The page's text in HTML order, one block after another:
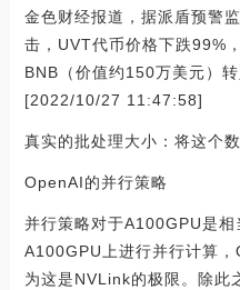
金色财经报道，据派盾预警
击，UVT代币价格下跌99%
BNB（价值约150万美元）
[2022/10/27 11:47:58]
真实的批处理大小：将这个
OpenAI的并行策略
并行策略对于A100GPU是
A100GPU上进行并行计算
为这是NVLink的极限。除此